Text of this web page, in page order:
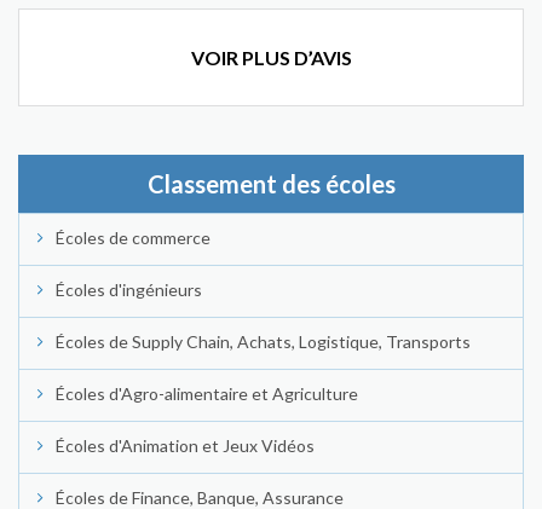
VOIR PLUS D’AVIS
Classement des écoles
Écoles de commerce
Écoles d'ingénieurs
Écoles de Supply Chain, Achats, Logistique, Transports
Écoles d'Agro-alimentaire et Agriculture
Écoles d'Animation et Jeux Vidéos
Écoles de Finance, Banque, Assurance